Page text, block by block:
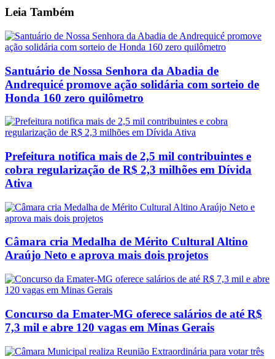
Leia Também
Santuário de Nossa Senhora da Abadia de
Andrequicé promove ação solidária com sorteio de
Honda 160 zero quilômetro
Prefeitura notifica mais de 2,5 mil contribuintes e
cobra regularização de R$ 2,3 milhões em Dívida
Ativa
Câmara cria Medalha de Mérito Cultural Altino
Araújo Neto e aprova mais dois projetos
Concurso da Emater-MG oferece salários de até R$
7,3 mil e abre 120 vagas em Minas Gerais